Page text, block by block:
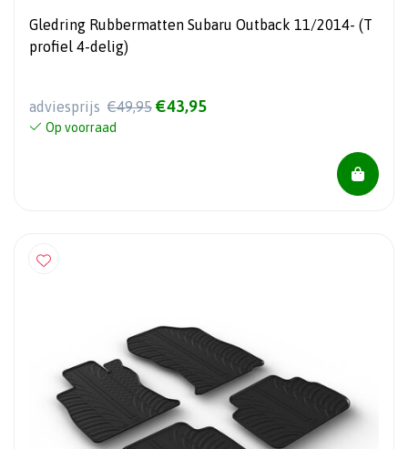
Gledring Rubbermatten Subaru Outback 11/2014- (T
profiel 4-delig)
adviesprijs €49,95 €43,95
Op voorraad